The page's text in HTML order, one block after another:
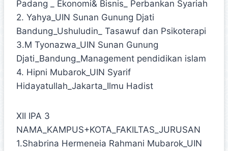
Padang _ Ekonomi& Bisnis_ Perbankan Syariah
2. Yahya_UIN Sunan Gunung Djati
Bandung_Ushuludin_ Tasawuf dan Psikoterapi
3.M Tyonazwa_UIN Sunan Gunung
Djati_Bandung_Management pendidikan islam
4. Hipni Mubarok_UIN Syarif
Hidayatullah_Jakarta_Ilmu Hadist
XII IPA 3
NAMA_KAMPUS+KOTA_FAKILTAS_JURUSAN
1.Shabrina Hermeneia Rahmani Mubarok_UIN